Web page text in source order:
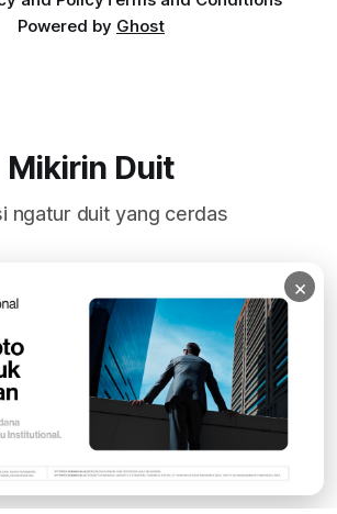
Powered by Ghost
Mikirin Duit
ngatur duit yang cerdas
Subscribe
×